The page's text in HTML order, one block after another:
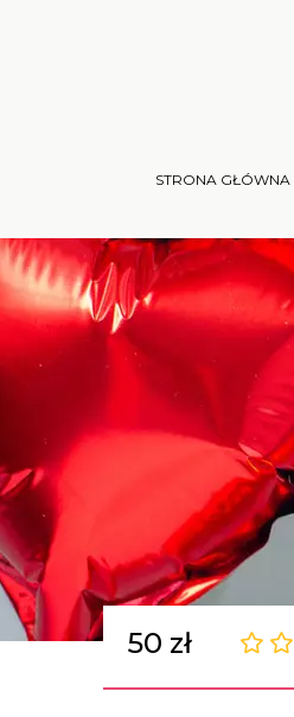
STRONA GŁÓWNA
50 zł